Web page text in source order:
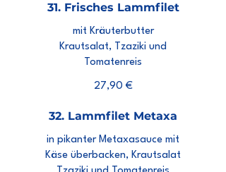
31. Frisches Lammfilet
mit Kräuterbutter
Krautsalat, Tzaziki und
Tomatenreis
27,90 €
32. Lammfilet Metaxa
in pikanter Metaxasauce mit
Käse überbacken, Krautsalat